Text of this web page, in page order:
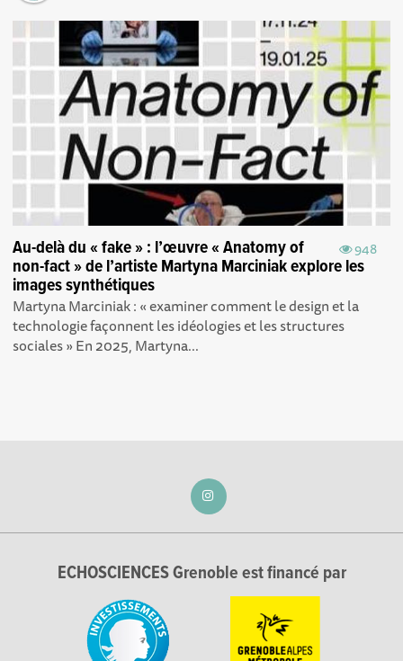
948
Au-delà du « fake » : l’œuvre « Anatomy of
non-fact » de l’artiste Martyna Marciniak explore les
images synthétiques
Martyna Marciniak : « examiner comment le design et la
technologie façonnent les idéologies et les structures
sociales » En 2025, Martyna...
ECHOSCIENCES Grenoble est financé par